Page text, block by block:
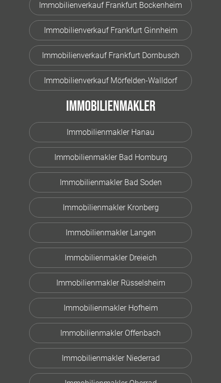
Immobilienverkauf Frankfurt Bockenheim
Immobilienverkauf Frankfurt Ginnheim
Immobilienverkauf Frankfurt Dornbusch
Immobilienverkauf Mörfelden-Walldorf
Immobilienmakler
Immobilienmakler Hanau
Immobilienmakler Bad Homburg
Immobilienmakler Bad Soden
Immobilienmakler Kronberg
Immobilienmakler Langen
Immobilienmakler Dreieich
Immobilienmakler Rüsselsheim
Immobilienmakler Hofheim
Immobilienmakler Offenbach
Immobilienmakler Niederrad